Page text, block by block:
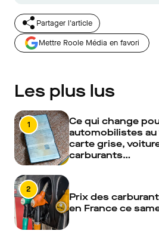
Partager l'article
Mettre Roole Média en favori
Les plus lus
1
Ce qui change
automobilistes au
carte grise,
carburants…
2
Prix des
en France ce